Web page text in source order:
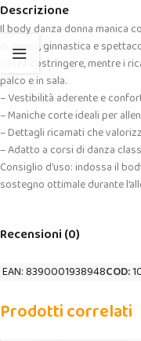
Descrizione
Il body danza donna manica
di danza, ginnastica e
senza costringere, mentre i
palco e in sala.
– Vestibilità aderente e
– Maniche corte ideali per
– Dettagli ricamati che
– Adatto a corsi di danza
Consiglio d’uso: indossa il
sostegno ottimale durante
Recensioni (0)
EAN:8390001938948COD:
Prodotti correlati